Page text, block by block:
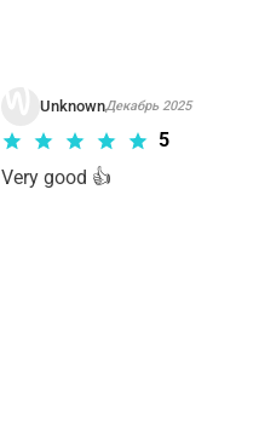
UnknownДекабрь 2025
5
Very good 👍